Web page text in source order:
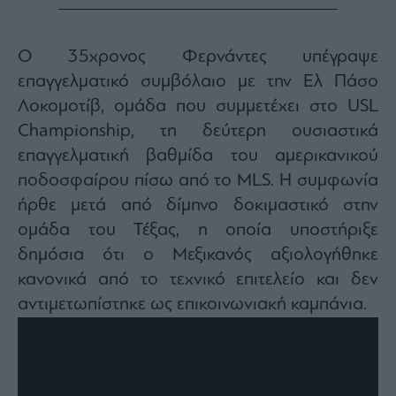
and
Privacy
You
opt
at
any
This
is
by
reCAPTCHA
the
Google
Privacy
Policy
and
Terms
Service
apply.
Ο 35χρονος Φερνάντες υπέγραψε
επαγγελματικό συμβόλαιο με την Ελ Πάσο
Λοκομοτίβ, ομάδα που συμμετέχει στο USL
Championship, τη δεύτερη ουσιαστικά
επαγγελματική βαθμίδα του αμερικανικού
ποδοσφαίρου πίσω από το MLS. Η συμφωνία
ήρθε μετά από δίμηνο δοκιμαστικό στην
ομάδα του Τέξας, η οποία υποστήριξε
δημόσια ότι ο Μεξικανός αξιολογήθηκε
κανονικά από το τεχνικό επιτελείο και δεν
αντιμετωπίστηκε ως επικοινωνιακή καμπάνια.